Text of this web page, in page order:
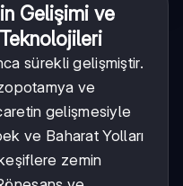
Gelişimi ve
sürekli gelişmiştir.
ve
gelişmesiyle
ve Baharat Yolları
zemin